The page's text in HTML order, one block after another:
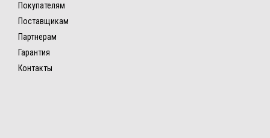
Покупателям
Поставщикам
Партнерам
Гарантия
Контакты